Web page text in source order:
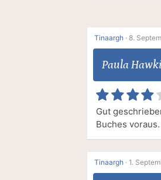
Tinaargh · 8.
Paula
Gut
Buches voraus.
Tinaargh · 1.